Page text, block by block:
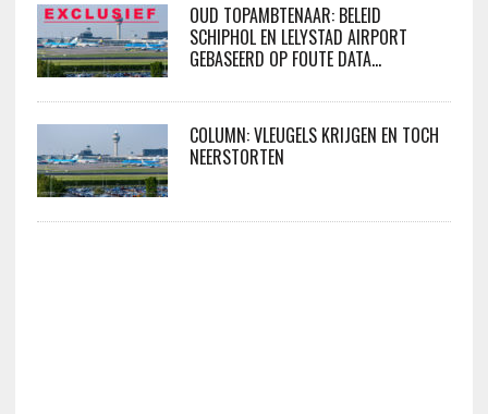
OUD TOPAMBTENAAR: BELEID
SCHIPHOL EN LELYSTAD AIRPORT
GEBASEERD OP FOUTE DATA…
COLUMN: VLEUGELS KRIJGEN EN TOCH
NEERSTORTEN